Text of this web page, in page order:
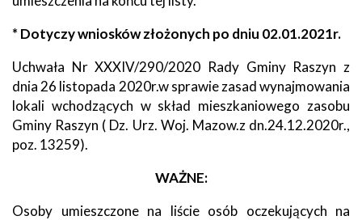
* Dotyczy wniosków złożonych po dniu 02.01.2021r.
Uchwała Nr XXXIV/290/2020 Rady Gminy Raszyn z
dnia 26 listopada 2020r.w sprawie zasad wynajmowania
lokali wchodzących w skład mieszkaniowego zasobu
Gminy Raszyn ( Dz. Urz. Woj. Mazow.z dn.24.12.2020r.,
poz. 13259).
WAŻNE:
Osoby umieszczone na liście osób oczekujących na